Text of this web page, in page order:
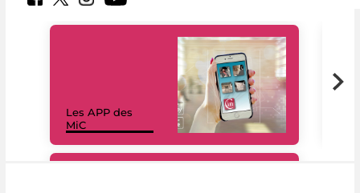
Les APP des
MiC